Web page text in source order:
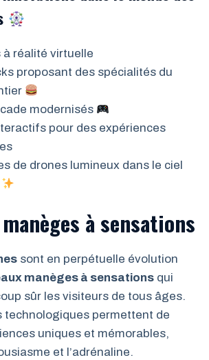
à réalité virtuelle
proposant des spécialités du
modernisés
pour des expériences
de drones lumineux dans le ciel
à sensations
sont en perpétuelle évolution
manèges à sensations qui
sûr les visiteurs de tous âges.
technologiques permettent de
uniques et mémorables,
et l’adrénaline.